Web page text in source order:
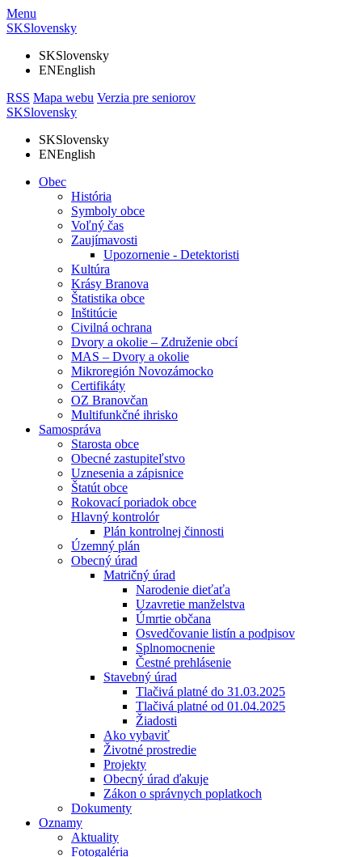
Menu
SKSlovensky
SKSlovensky
ENEnglish
RSS Mapa webu Verzia pre seniorov
SKSlovensky
SKSlovensky
ENEnglish
Obec
História
Symboly obce
Voľný čas
Zaujímavosti
Upozornenie - Detektoristi
Kultúra
Krásy Branova
Štatistika obce
Inštitúcie
Civilná ochrana
Dvory a okolie – Združenie obcí
MAS – Dvory a okolie
Mikroregión Novozámocko
Certifikáty
OZ Branovčan
Multifunkčné ihrisko
Samospráva
Starosta obce
Obecné zastupiteľstvo
Uznesenia a zápisnice
Štatút obce
Rokovací poriadok obce
Hlavný kontrolór
Plán kontrolnej činnosti
Územný plán
Obecný úrad
Matričný úrad
Narodenie dieťaťa
Uzavretie manželstva
Úmrtie občana
Osvedčovanie listín a podpisov
Splnomocnenie
Čestné prehlásenie
Stavebný úrad
Tlačivá platné do 31.03.2025
Tlačivá platné od 01.04.2025
Žiadosti
Ako vybaviť
Životné prostredie
Projekty
Obecný úrad ďakuje
Zákon o správnych poplatkoch
Dokumenty
Oznamy
Aktuality
Fotogaléria